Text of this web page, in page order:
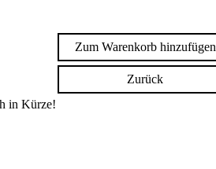
Zum Warenkorb hinzufügen
Zurück
in Kürze!